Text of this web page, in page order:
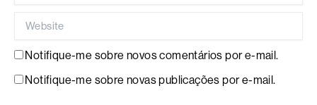
Notifique-me sobre novos comentários por e-mail.
Notifique-me sobre novas publicações por e-mail.